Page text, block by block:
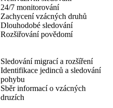
24/7 monitorování
Zachycení vzácných druhů
Dlouhodobé sledování
Rozšiřování povědomí
Sledování migrací a rozšíření
Identifikace jedinců a sledování
pohybu
Sběr informací o vzácných
druzích